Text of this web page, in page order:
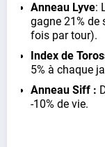
Anneau Lyve:
gagne 21% de
fois par tour).
Index de
5% à chaque
Anneau Siff :
-10% de vie.